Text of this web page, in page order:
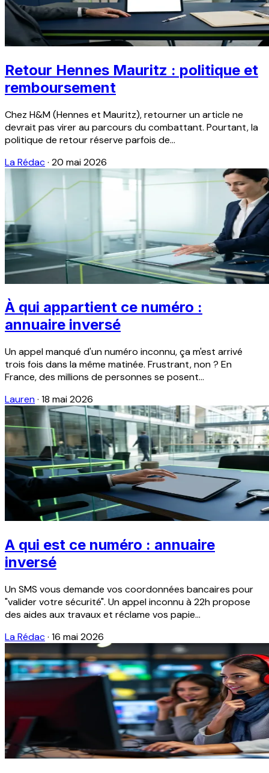
Retour Hennes Mauritz : politique et
remboursement
Chez H&M (Hennes et Mauritz), retourner un article ne
devrait pas virer au parcours du combattant. Pourtant, la
politique de retour réserve parfois de...
La Rédac· 20 mai 2026
À qui appartient ce numéro :
annuaire inversé
Un appel manqué d'un numéro inconnu, ça m'est arrivé
trois fois dans la même matinée. Frustrant, non ? En
France, des millions de personnes se posent...
Lauren· 18 mai 2026
A qui est ce numéro : annuaire
inversé
Un SMS vous demande vos coordonnées bancaires pour
"valider votre sécurité". Un appel inconnu à 22h propose
des aides aux travaux et réclame vos papie...
La Rédac· 16 mai 2026